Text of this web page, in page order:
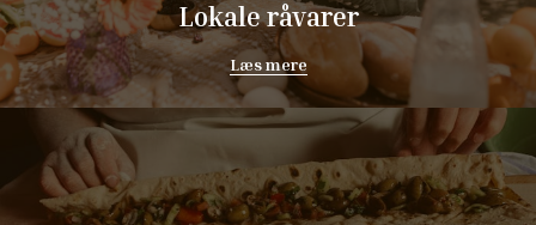
Lokale råvarer
Læs mere